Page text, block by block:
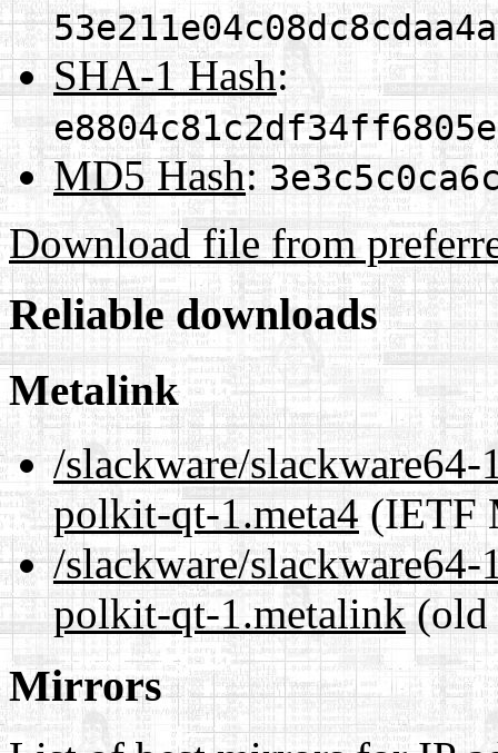
SHA-1 Hash:
MD5 Hash:
Download file from
Reliable downloads
Metalink
/slackware/
polkit-qt-1.meta4(IETF
/slackware/
polkit-qt-1.metalink(old
Mirrors